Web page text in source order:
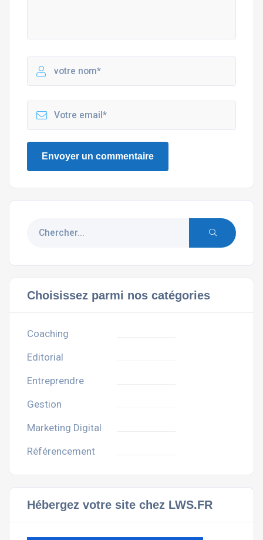
Choisissez parmi nos catégories
Coaching
Editorial
Entreprendre
Gestion
Marketing Digital
Référencement
Hébergez votre site chez LWS.FR